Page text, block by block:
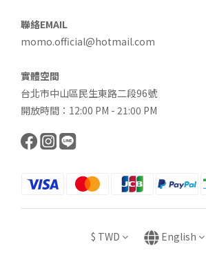
聯絡EMAIL
momo.official@hotmail.com
實體空間
台北市中山區民生東路二段96號
開放時間：12:00 PM - 21:00 PM
$ TWD English